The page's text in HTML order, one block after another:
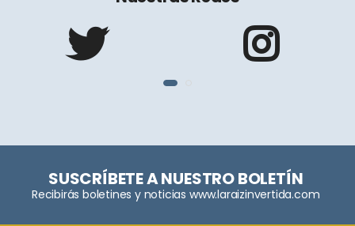
SUSCRÍBETE A NUESTRO BOLETÍN
Recibirás boletines y noticias www.laraizinvertida.com